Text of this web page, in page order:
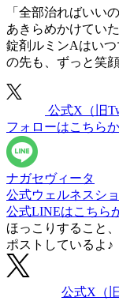
「全部治ればいい
あきらめかけてい
錠剤ルミンAはい
の先も、ずっと笑
公式X （旧
フォローはこちら
ナガセヴィータ
公式ウェルネスシ
公式LINEはこちら
ほっこりすること
ポストしているよ♪
公式X（